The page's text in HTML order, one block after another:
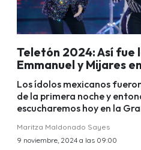
Teletón 2024: Así fue
Emmanuel y Mijares
Los ídolos mexicanos
de la primera noche y
escucharemos hoy en la
Maritza Maldonado Sayes
9 noviembre, 2024 a las 09:00